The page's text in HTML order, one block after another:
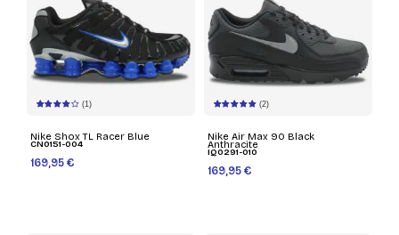
(1)
Nike Shox TL Racer Blue
CN0151-004
169,95 €
(2)
Nike Air Max 90 Black
Anthracite
IQ0291-010
169,95 €